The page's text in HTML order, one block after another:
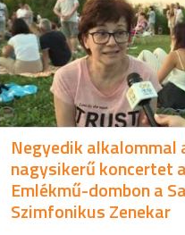
Negyedik
nagysikerű koncertet
Emlékmű-dombon a
Szimfonikus Zenekar